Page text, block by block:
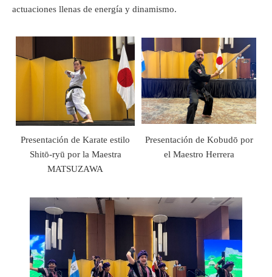
actuaciones llenas de energía y dinamismo.
Presentación de Karate estilo
Shitō-ryū por la Maestra
MATSUZAWA
Presentación de Kobudō por
el Maestro Herrera